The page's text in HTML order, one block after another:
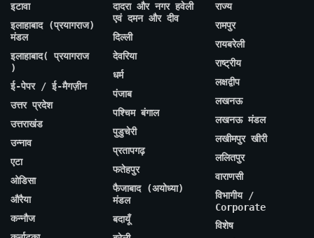
इटावा
इलाहाबाद (प्रयागराज)
मंडल
इलाहाबाद( प्रयागराज
)
ई-पेपर / ई-मैगज़ीन
उत्तर प्रदेश
उत्तराखंड
उन्नाव
एटा
ओडिसा
औरैया
कन्नौज
दादरा और नगर हवेली
एवं दमन और दीव
दिल्ली
देवरिया
धर्म
पंजाब
पश्चिम बंगाल
पुडुचेरी
प्रतापगढ़
फतेहपुर
फैजाबाद (अयोध्या)
मंडल
बदायूँ
राज्य
रामपुर
रायबरेली
राष्ट्रीय
लक्षद्वीप
लखनऊ
लखनऊ मंडल
लखीमपुर खीरी
ललितपुर
वाराणसी
विभागीय /
Corporate
विशेष